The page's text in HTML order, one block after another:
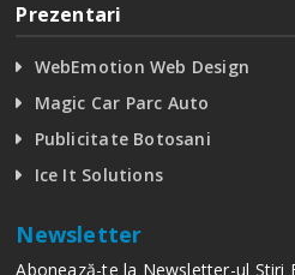
Prezentari
WebEmotion Web Design
Magic Car Parc Auto
Publicitate Botosani
Ice It Solutions
Newsletter
Abonează-te la Newsletter-ul Stiri